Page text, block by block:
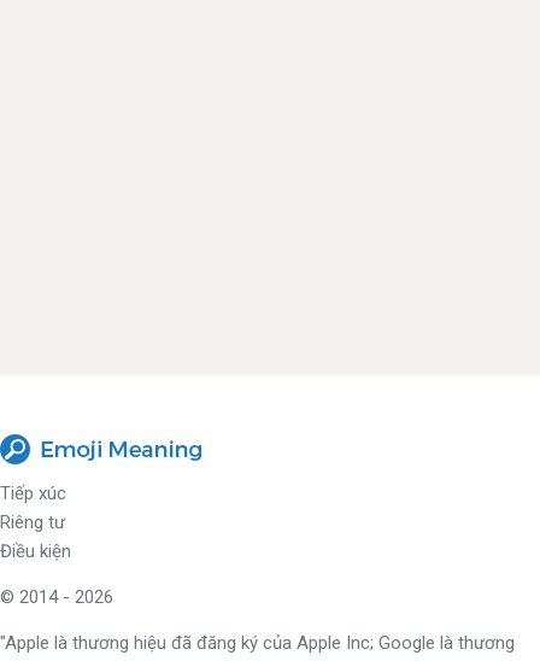
Tiếp xúc
Riêng tư
Điều kiện
© 2014 - 2026
"Apple là thương hiệu đã đăng ký của Apple Inc; Google là thương